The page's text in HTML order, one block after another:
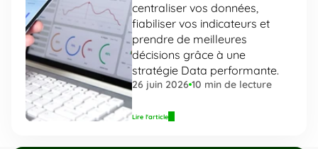
centraliser vos données,
fiabiliser vos indicateurs et
prendre de meilleures
décisions grâce à une
stratégie Data performante.
26 juin 2026 10 min de lecture
Lire l'article